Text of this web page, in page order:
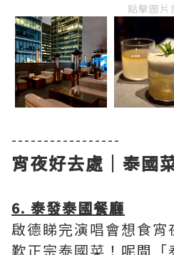
點擊圖片
-----------------
宵夜好去處｜泰國
6. 泰發泰國餐廳
啟德睇完演唱會想食宵
歎正宗泰國菜！呢間「